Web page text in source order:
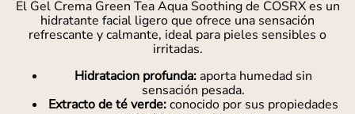
El Gel Crema Green Tea Aqua Soothing de COSRX es un
hidratante facial ligero que ofrece una sensación
refrescante y calmante, ideal para pieles sensibles o
irritadas.
Hidratacion profunda: aporta humedad sin
sensación pesada.
Extracto de té verde:conocido por sus propiedades